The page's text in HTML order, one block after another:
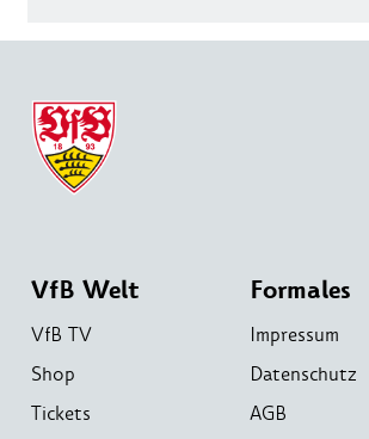
VfB Welt
VfB TV
Shop
Tickets
Formales
Impressum
Datenschutz
AGB